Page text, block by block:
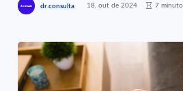
dr.consulta 18, out de 2024 7